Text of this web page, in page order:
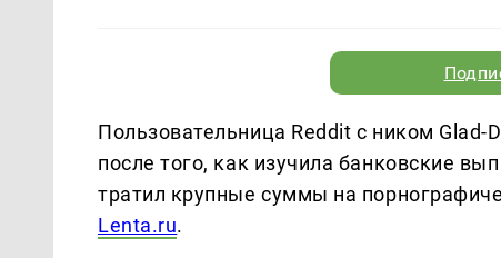
Пользовательница Reddit с ником Glad-
после того, как изучила банковские
тратил крупные суммы на
Lenta.ru.